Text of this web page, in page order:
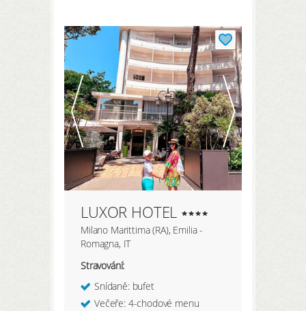
Moje údaje
Moje rezervace
Moje produkty
Oblíbené hotely
Moje zaměření
PŘIHLÁSIT
LUXOR HOTEL
Milano Marittima (RA), Emilia -
Romagna, IT
Stravování:
Snídaně: bufet
Večeře: 4-chodové menu